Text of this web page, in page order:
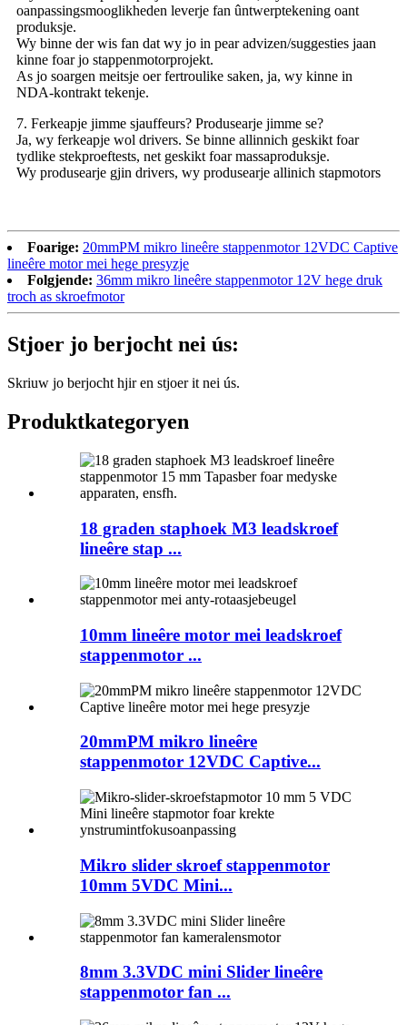
oanpassingsmooglikheden leverje fan ûntwerptekening oant
produksje.
Wy binne der wis fan dat wy jo in pear advizen/suggesties jaan
kinne foar jo stappenmotorprojekt.
As jo ​​soargen meitsje oer fertroulike saken, ja, wy kinne in
NDA-kontrakt tekenje.
7. Ferkeapje jimme sjauffeurs? Produsearje jimme se?
Ja, wy ferkeapje wol drivers. Se binne allinnich geskikt foar
tydlike stekproeftests, net geskikt foar massaproduksje.
Wy produsearje gjin drivers, wy produsearje allinich stapmotors
Foarige: 20mmPM mikro lineêre stappenmotor 12VDC Captive
lineêre motor mei hege presyzje
Folgjende: 36mm mikro lineêre stappenmotor 12V hege druk
troch as skroefmotor
Stjoer jo berjocht nei ús:
Skriuw jo berjocht hjir en stjoer it nei ús.
Produktkategoryen
18 graden staphoek M3 leadskroef
lineêre stap ...
10mm lineêre motor mei leadskroef
stappenmotor ...
20mmPM mikro lineêre
stappenmotor 12VDC Captive...
Mikro slider skroef stappenmotor
10mm 5VDC Mini...
8mm 3.3VDC mini Slider lineêre
stappenmotor fan ...